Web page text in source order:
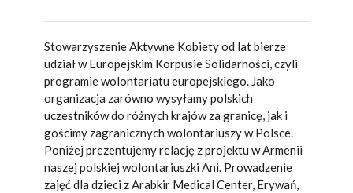
Stowarzyszenie Aktywne Kobiety od lat bierze
udział w Europejskim Korpusie Solidarności, czyli
programie wolontariatu europejskiego. Jako
organizacja zarówno wysyłamy polskich
uczestników do różnych krajów za granicę, jak i
gościmy zagranicznych wolontariuszy w Polsce.
Poniżej prezentujemy relację z projektu w Armenii
naszej polskiej wolontariuszki Ani. Prowadzenie
zajęć dla dzieci z Arabkir Medical Center, Erywań,